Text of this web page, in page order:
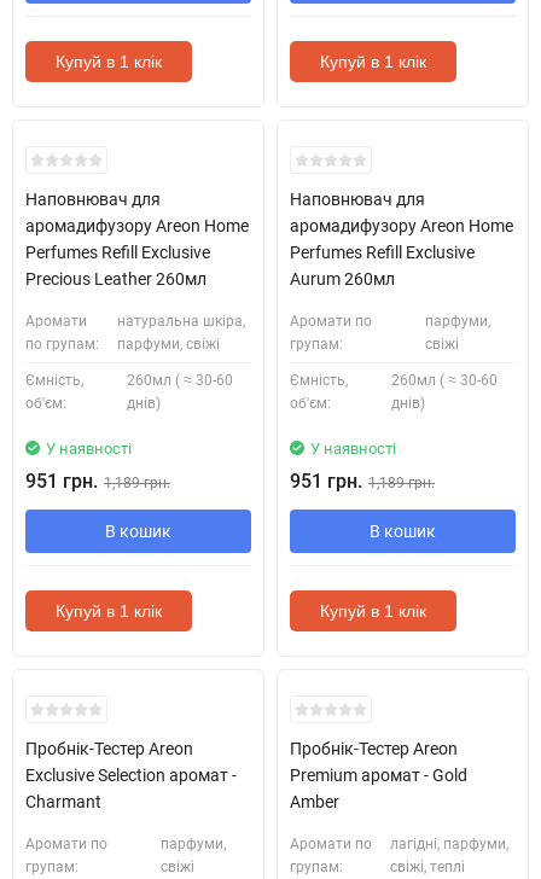
Купуй в 1 клік Купуй в 1 клік
Наповнювач для
аромадифузору Areon Home
Perfumes Refill Exclusive
Precious Leather 260мл
Аромати
по групам:
натуральна шкіра,
парфуми, свіжі
Ємність,
об'єм:
260мл ( ≈ 30-60
днів)
У наявності
951 грн. 1,189 грн.
В кошик
Купуй в 1 клік
Наповнювач для
аромадифузору Areon Home
Perfumes Refill Exclusive
Aurum 260мл
Аромати по
групам:
парфуми,
свіжі
Ємність,
об'єм:
260мл ( ≈ 30-60
днів)
У наявності
951 грн. 1,189 грн.
В кошик
Купуй в 1 клік
Кожні 1500₴ чеку = 1 тестер
Пробнік-Тестер Areon
Exclusive Selection аромат -
Charmant
Аромати по
групам:
парфуми,
свіжі
Кожні 1500₴ чеку = 1 тестер
Пробнік-Тестер Areon
Premium аромат - Gold
Amber
Аромати по
групам:
лагідні, парфуми,
свіжі, теплі